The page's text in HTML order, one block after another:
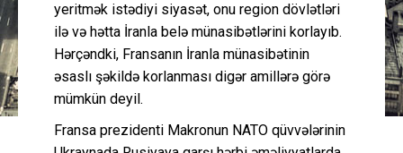
yeritmək istədiyi siyasət, onu region dövlətləri
ilə və hətta İranla belə münasibətlərini korlayıb.
Hərçəndki, Fransanın İranla münasibətinin
əsaslı şəkildə korlanması digər amillərə görə
mümkün deyil.
Fransa prezidenti Makronun NATO qüvvələrinin